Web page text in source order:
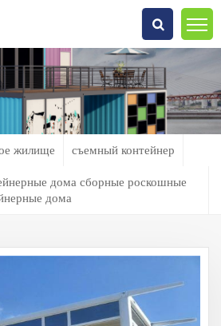
Ты Ищешь?
жилище съемный контейнер
дома сборные роскошные
дома